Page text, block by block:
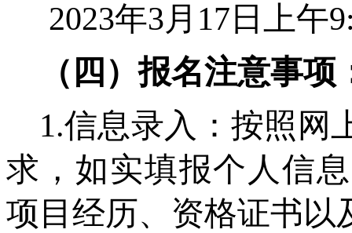
2023年3月17日上午
（四）报名注意事项
1.信息录入：按照网
求，如实填报个人信
项目经历、资格证书以